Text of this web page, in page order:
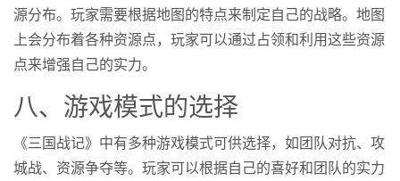
源分布。玩家需要根据地图的特点来制定自己的战略。地图
上会分布着各种资源点，玩家可以通过占领和利用这些资源
点来增强自己的实力。
八、游戏模式的选择
《三国战记》中有多种游戏模式可供选择，如团队对抗、攻
城战、资源争夺等。玩家可以根据自己的喜好和团队的实力